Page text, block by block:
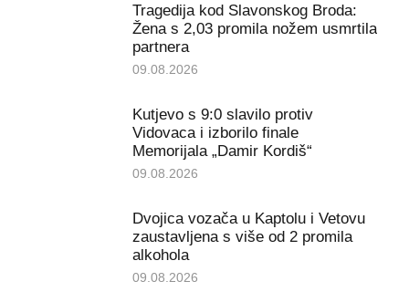
Tragedija kod Slavonskog Broda:
Žena s 2,03 promila nožem usmrtila
partnera
09.08.2026
Kutjevo s 9:0 slavilo protiv
Vidovaca i izborilo finale
Memorijala „Damir Kordiš“
09.08.2026
Dvojica vozača u Kaptolu i Vetovu
zaustavljena s više od 2 promila
alkohola
09.08.2026